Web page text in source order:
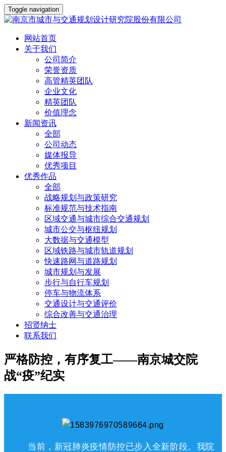
Toggle navigation
网站首页
关于我们
公司简介
荣誉资质
高管精英团队
企业文化
精英团队
价值理念
新闻资讯
全部
公司动态
媒体报导
优秀项目
优秀作品
全部
战略规划与政策研究
标准规范与技术指南
区域交通与城市综合交通规划
城市公交与枢纽规划
大数据与交通模型
区域铁路与城市轨道规划
快速路网与道路规划
城市规划与发展
步行与自行车规划
停车与物流体系
交通设计与交通评价
综合改善与交通治理
招贤纳士
联系我们
严格防控，有序复工——南京城交院
战“疫”纪实
当前，新冠肺炎疫情防控已步入全新阶段。我院